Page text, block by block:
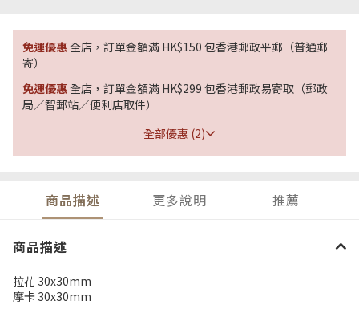
免運優惠全店，訂單金額滿 HK$150 包香港郵政平郵（普通郵
寄）
免運優惠全店，訂單金額滿 HK$299 包香港郵政易寄取（郵政
局／智郵站／便利店取件）
全部優惠 (2)
商品描述 更多說明 推薦
商品描述
拉花 30x30mm
摩卡 30x30mm